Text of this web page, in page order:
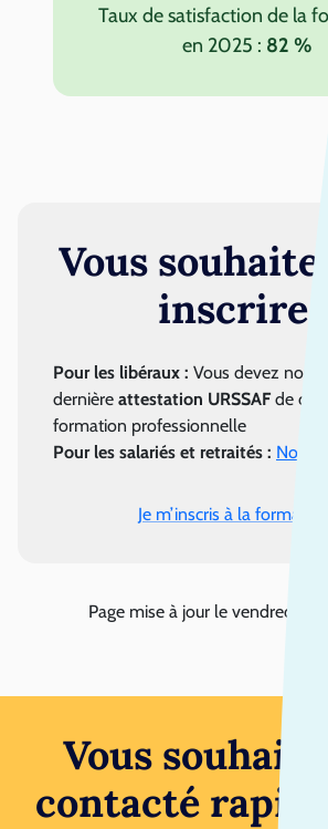
Taux de satisfaction de la
en 2025 : 82 %
Vous
inscrire ?
Pour les libéraux : Vous devez nous
dernière attestation URSSAFde
formation professionnelle
Pour les salariés et retraités : Nous
Je m’inscris à la formation
Page mise à jour le vendredi 24
Vous
contacté